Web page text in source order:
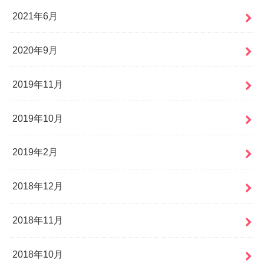
2021年6月
2020年9月
2019年11月
2019年10月
2019年2月
2018年12月
2018年11月
2018年10月